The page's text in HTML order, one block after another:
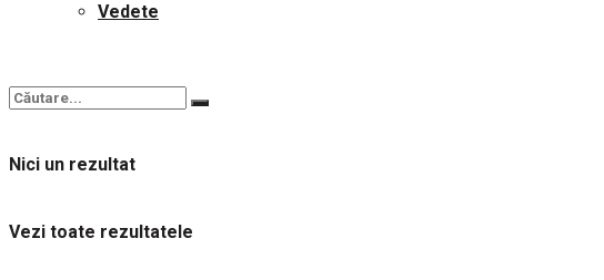
Vedete
Nici un rezultat
Vezi toate rezultatele